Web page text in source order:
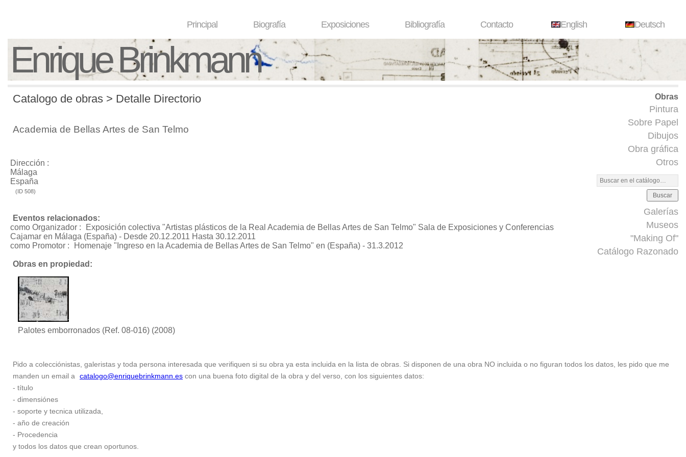
Principal Biografía Exposiciones Bibliografía Contacto English Deutsch
Enrique Brinkmann
Obras
Pintura
Sobre Papel
Dibujos
Obra gráfica
Otros
Buscar
Galerías
Museos
"Making Of"
Catálogo Razonado
Catalogo de obras > Detalle Directorio
Academia de Bellas Artes de San Telmo
Dirección :
Málaga
España
(ID 508)
Eventos relacionados:
como Organizador :
Exposición colectiva "Artistas plásticos de la Real Academia de Bellas Artes de San Telmo" Sala de Exposiciones y Conferencias
Cajamar en Málaga (España) - Desde 20.12.2011 Hasta 30.12.2011
como Promotor :
Homenaje "Ingreso en la Academia de Bellas Artes de San Telmo" en (España) - 31.3.2012
Obras en propiedad:
Palotes emborronados (Ref. 08-016) (2008)
Pido a colecciónistas, galeristas y toda persona interesada que verifiquen si su obra ya esta incluida en la lista de obras. Si disponen de una obra NO incluida o no figuran todos los datos, les pido que me
manden un email a
catalogo@enriquebrinkmann.es con una buena foto digital de la obra y del verso, con los siguientes datos:
- título
- dimensiónes
- soporte y tecnica utilizada,
- año de creación
- Procedencia
y todos los datos que crean oportunos.